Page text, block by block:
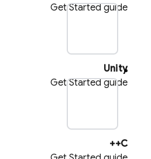
Get Started guide
Unity
Get Started guide
C++